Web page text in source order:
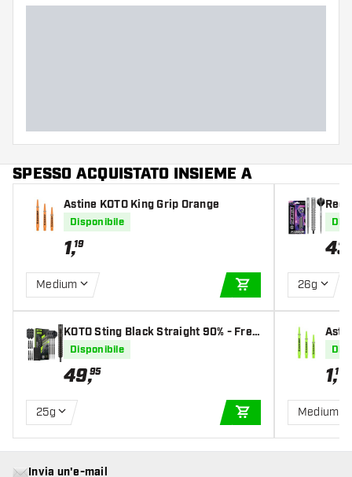
SPESSO ACQUISTATO INSIEME A
Astine KOTO King Grip Orange
Disponibile
1,19
Medium
AGGIUNGI AL
KOTO Sting Black Straight 90% - Frec
cette Steel Darts
Disponibile
49,95
25g
AGGIUNGI AL
Red
teel
43
26g
1,19
Medium
Invia un'e-mail